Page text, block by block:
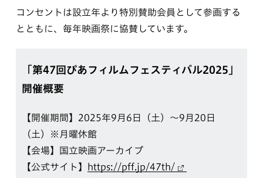
コンセントは設立年より特別賛助会員として参画する
とともに、毎年映画祭に協賛しています。
「第47回ぴあフィルムフェスティバル2025」
開催概要
【開催期間】2025年9月6日（土）～9月20日
（土）※月曜休館
【会場】国立映画アーカイブ
【公式サイト】
https://pff.jp/47th/